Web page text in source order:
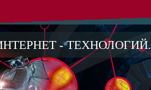
- ТЕХНОЛОГИЙ.